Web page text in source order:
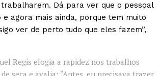
Dá para ver que o pessoal
agora mais ainda, porque tem muito
ver de perto tudo que eles fazem”,
Regis elogia a rapidez nos trabalhos